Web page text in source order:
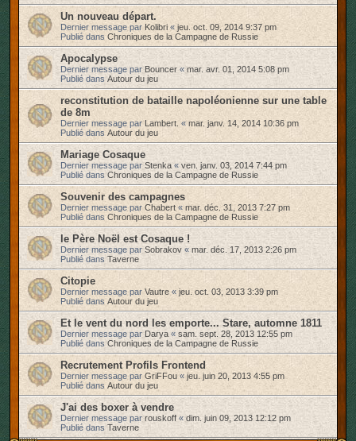
Un nouveau départ.
Dernier message par Kolibri« jeu. oct. 09, 2014 9:37 pm
Publié dans Chroniques de la Campagne de Russie
Apocalypse
Dernier message parBouncer «mar. avr. 01, 2014 5:08 pm
Publié dans Autour du jeu
reconstitution de bataille napoléonienne sur une table
de 8m
Dernier message parLambert. «mar. janv. 14, 2014 10:36 pm
Publié dans Autour du jeu
Mariage Cosaque
Dernier message parStenka « ven. janv. 03, 2014 7:44 pm
Publié dans Chroniques de la Campagne de Russie
Souvenir des campagnes
Dernier message par Chabert « mar. déc. 31, 2013 7:27 pm
Publié dans Chroniques de la Campagne de Russie
le Père Noël est Cosaque !
Dernier message parSobrakov « mar. déc. 17, 2013 2:26 pm
Publié dans Taverne
Citopie
Dernier message par Vautre« jeu. oct. 03, 2013 3:39 pm
Publié dans Autour du jeu
Et le vent du nord les emporte... Stare, automne 1811
Dernier message parDarya « sam. sept. 28, 2013 12:55 pm
Publié dans Chroniques de la Campagne de Russie
Recrutement Profils Frontend
Dernier message par GriFFou« jeu. juin 20, 2013 4:55 pm
Publié dans Autour du jeu
J'ai des boxer à vendre
Dernier message parrouskoff «dim. juin 09, 2013 12:12 pm
Publié dans Taverne